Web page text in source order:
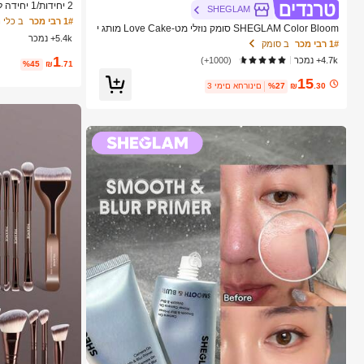
SHEGLAM
SHEGLAM Color Bloom סומק נוזלי מט-Love Cake מותג י
ופי קוסמטיקה איפור לנשים ולנערות
1# רבי מכר
ב סומק
4.7k+ נמכר
(1000+)
₪15 .30
%27 3 ימים אחרונים
2
י, ניתן להשתמש
ה, חוץ, נסיעות
וטحان שיני שום,
ץ, קל לנשיאה,
ם, מתנה לגברים
1# רבי מכר
5.4k+ נמכר
₪1.71
%45